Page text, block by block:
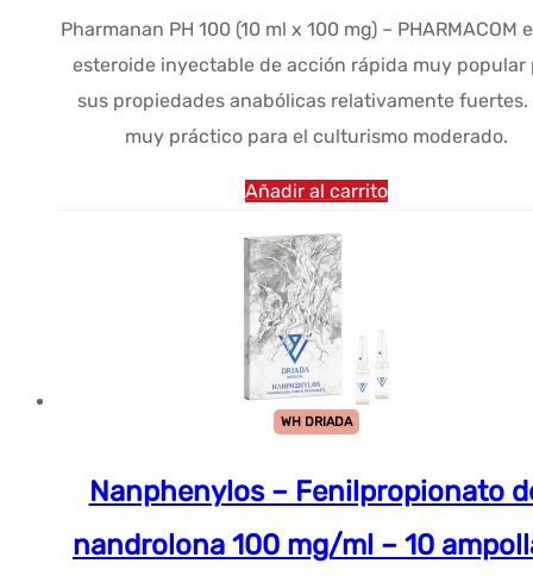
original
era:
$51.99.
actual
es:
$40.44.
Pharmanan PH 100 (10 ml x 100 mg) – PHARMACOM
esteroide inyectable de acción rápida muy popular
sus propiedades anabólicas relativamente fuertes.
muy práctico para el culturismo moderado.
Añadir al carrito
WH DRIADA
Nanphenylos – Fenilpropionato
nandrolona 100 mg/ml – 10